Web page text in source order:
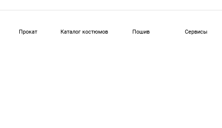
Прокат Каталог костюмов Пошив Сервисы